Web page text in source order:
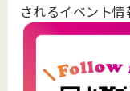
されるイベント